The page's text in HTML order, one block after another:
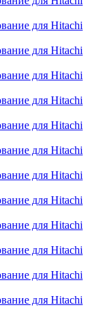
для Hitachi
для Hitachi
для Hitachi
для Hitachi
для Hitachi
для Hitachi
для Hitachi
для Hitachi
для Hitachi
для Hitachi
для Hitachi
для Hitachi